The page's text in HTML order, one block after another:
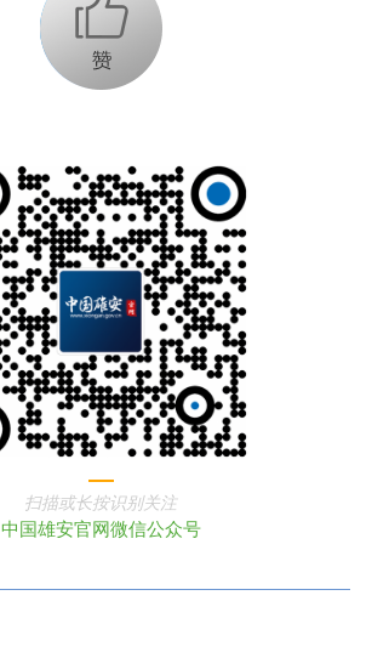
+1
扫描或长按识别关注
中国雄安官网微信公众号